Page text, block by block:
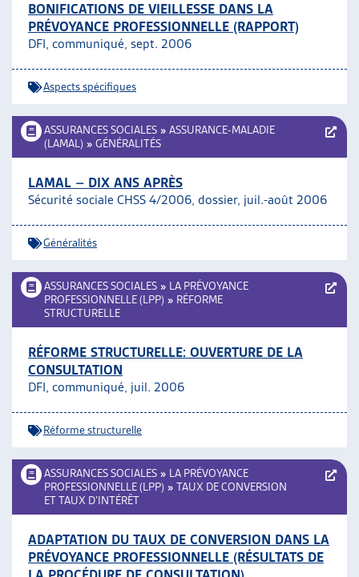
BONIFICATIONS DE VIEILLESSE DANS LA
PRÉVOYANCE PROFESSIONNELLE (RAPPORT)
DFI, communiqué, sept. 2006
Aspects spécifiques
ASSURANCES SOCIALES » ASSURANCE-MALADIE
(LAMAL) » GÉNÉRALITÉS
LAMAL – DIX ANS APRÈS
Sécurité sociale CHSS 4/2006, dossier, juil.-août 2006
Généralités
ASSURANCES SOCIALES » LA PRÉVOYANCE
PROFESSIONNELLE (LPP) » RÉFORME
STRUCTURELLE
RÉFORME STRUCTURELLE: OUVERTURE DE LA
CONSULTATION
DFI, communiqué, juil. 2006
Réforme structurelle
ASSURANCES SOCIALES » LA PRÉVOYANCE
PROFESSIONNELLE (LPP) » TAUX DE CONVERSION
ET TAUX D’INTÉRÊT
ADAPTATION DU TAUX DE CONVERSION DANS LA
PRÉVOYANCE PROFESSIONNELLE (RÉSULTATS DE